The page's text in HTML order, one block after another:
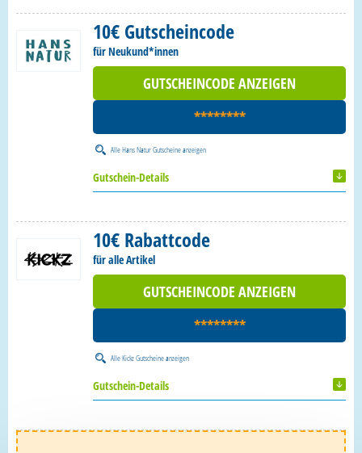
10€ Gutscheincode
für Neukund*innen
GUTSCHEINCODE ANZEIGEN
********
AlleHans Natur Gutscheineanzeigen
Gutschein-Details
10€ Rabattcode
für alle Artikel
GUTSCHEINCODE ANZEIGEN
********
AlleKickz Gutscheineanzeigen
Gutschein-Details